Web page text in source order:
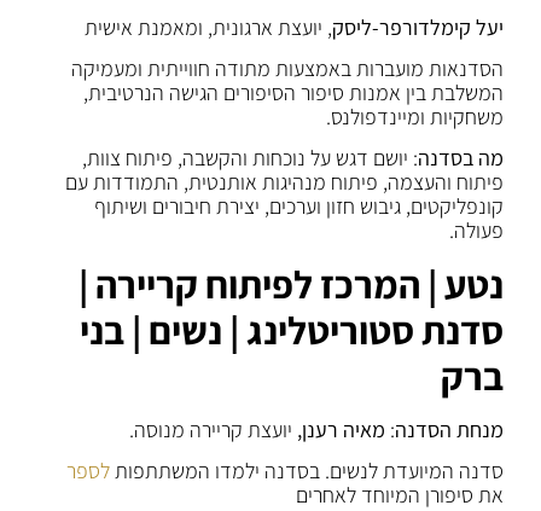
יעל קימלדורפר-ליסק, יועצת ארגונית, ומאמנת אישית
הסדנאות מועברות באמצעות מתודה חווייתית ומעמיקה
המשלבת בין אמנות סיפור הסיפורים הגישה הנרטיבית,
משחקיות ומיינדפולנס.
מה בסדנה: יושם דגש על נוכחות והקשבה, פיתוח צוות,
פיתוח והעצמה, פיתוח מנהיגות אותנטית, התמודדות עם
קונפליקטים, גיבוש חזון וערכים, יצירת חיבורים ושיתוף
פעולה.
נטע | המרכז לפיתוח קריירה |
סדנת סטוריטלינג | נשים | בני
ברק
מנחת הסדנה: מאיה רענן, יועצת קריירה מנוסה.
סדנה המיועדת לנשים. בסדנה ילמדו המשתתפותלספר
את סיפורן המיוחד לאחרים